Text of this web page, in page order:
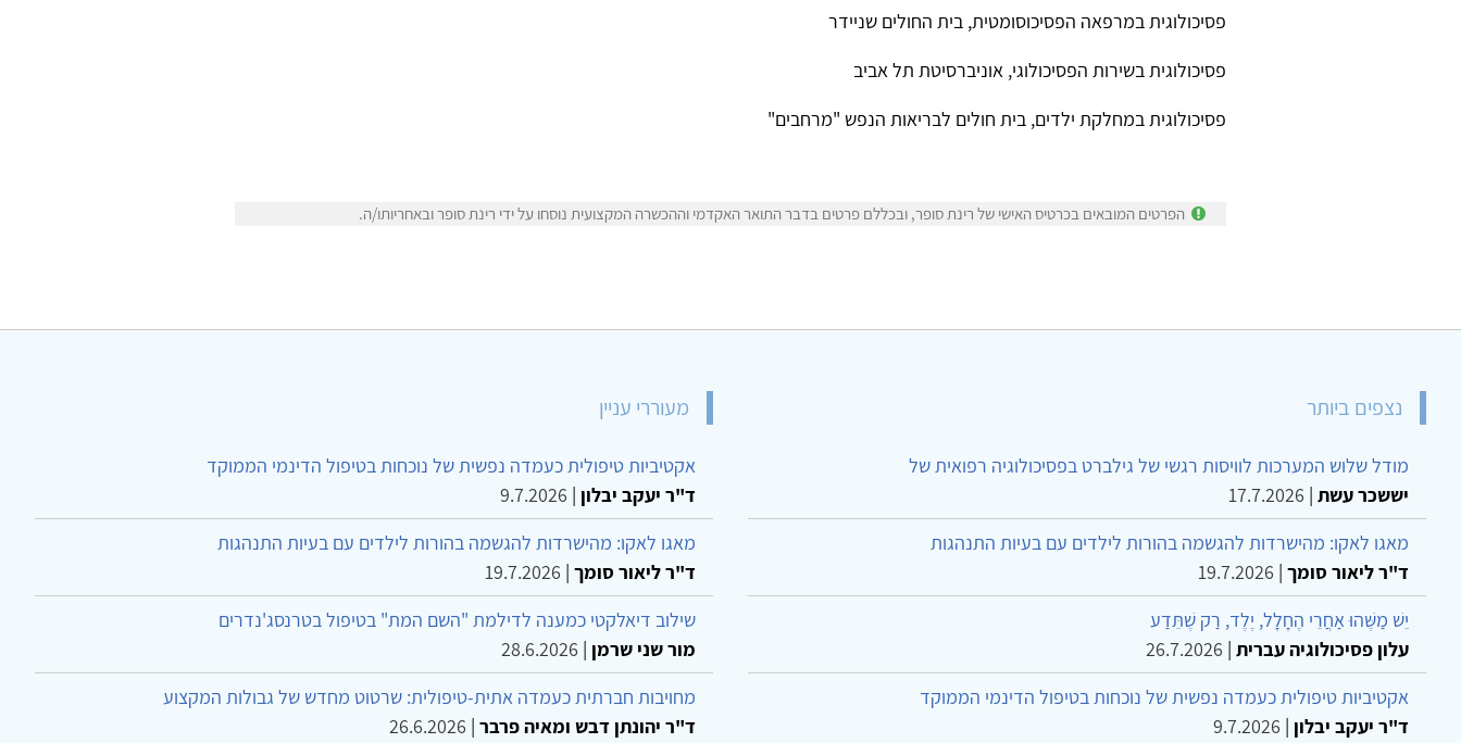
פסיכולוגית במרפאה הפסיכוסומטית, בית החולים שניידר
פסיכולוגית בשירות הפסיכולוגי, אוניברסיטת תל אביב
פסיכולוגית במחלקת ילדים, בית חולים לבריאות הנפש "מרחבים"
הפרטים המובאים בכרטיס האישי של רינת סופר, ובכללם פרטים בדבר התואר האקדמי וההכשרה המקצועית נוסחו על ידי רינת סופר ובאחריותו/ה.
נצפים ביותר
מודל שלוש המערכות לוויסות רגשי של גילברט בפסיכולוגיה רפואית של
יששכר עשת |
17.7.2026
מאגו לאקו: מהישרדות להגשמה בהורות לילדים עם בעיות התנהגות
ד"ר ליאור סומך |
19.7.2026
יֵשׁ מַשֶּׁהוּ אַחֲרֵי הֶחָלָל, יֶלֶד, רַק שֶׁתֵּדַע
עלון פסיכולוגיה עברית |
26.7.2026
אקטיביות טיפולית כעמדה נפשית של נוכחות בטיפול הדינמי הממוקד
ד"ר יעקב יבלון |
9.7.2026
מעוררי עניין
אקטיביות טיפולית כעמדה נפשית של נוכחות בטיפול הדינמי הממוקד
ד"ר יעקב יבלון |
9.7.2026
מאגו לאקו: מהישרדות להגשמה בהורות לילדים עם בעיות התנהגות
ד"ר ליאור סומך |
19.7.2026
שילוב דיאלקטי כמענה לדילמת "השם המת" בטיפול בטרנסג'נדרים
מור שני שרמן |
28.6.2026
מחויבות חברתית כעמדה אתית-טיפולית: שרטוט מחדש של גבולות המקצוע
ד"ר יהונתן דבש ומאיה פרבר |
26.6.2026